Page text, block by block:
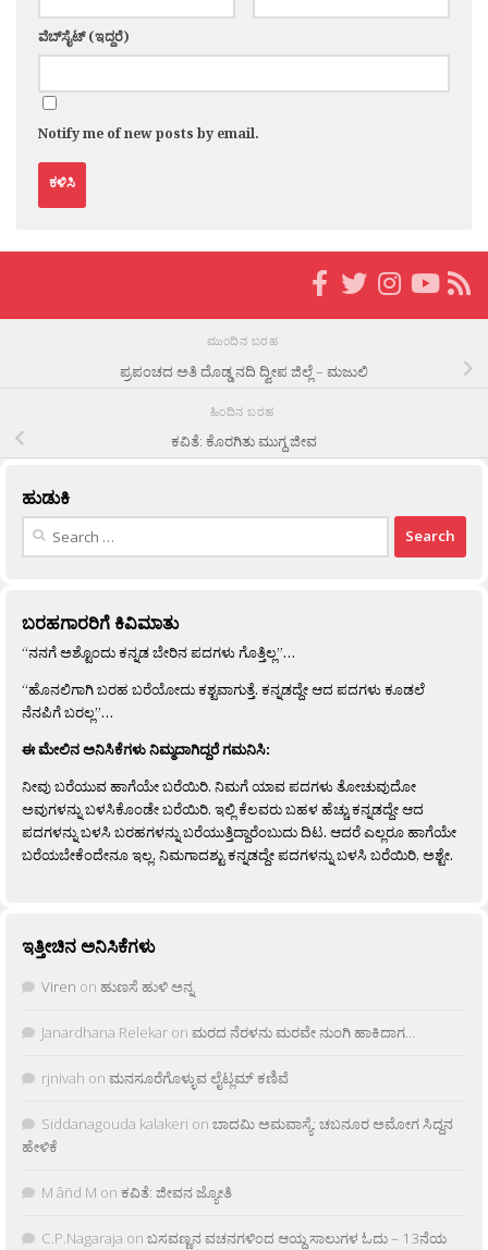
ವೆಬ್‌ಸೈಟ್ (ಇದ್ದರೆ)
Notify me of new posts by email.
ಮುಂದಿನ ಬರಹ
ಪ್ರಪಂಚದ ಅತಿ ದೊಡ್ಡ ನದಿ ದ್ವೀಪ ಜಿಲ್ಲೆ – ಮಜುಲಿ
ಹಿಂದಿನ ಬರಹ
ಕವಿತೆ: ಕೊರಗಿತು ಮುಗ್ದ ಜೀವ
ಹುಡುಕಿ
Search
ಬರಹಗಾರರಿಗೆ ಕಿವಿಮಾತು
“ನನಗೆ ಅಶ್ಟೊಂದು ಕನ್ನಡ ಬೇರಿನ ಪದಗಳು ಗೊತ್ತಿಲ್ಲ”…
“ಹೊನಲಿಗಾಗಿ ಬರಹ ಬರೆಯೋದು ಕಶ್ಟವಾಗುತ್ತೆ. ಕನ್ನಡದ್ದೇ ಆದ ಪದಗಳು ಕೂಡಲೆ
ನೆನಪಿಗೆ ಬರಲ್ಲ”…
ಈ ಮೇಲಿನ ಅನಿಸಿಕೆಗಳು ನಿಮ್ಮದಾಗಿದ್ದರೆ ಗಮನಿಸಿ:
ನೀವು ಬರೆಯುವ ಹಾಗೆಯೇ ಬರೆಯಿರಿ. ನಿಮಗೆ ಯಾವ ಪದಗಳು ತೋಚುವುದೋ
ಅವುಗಳನ್ನು ಬಳಸಿಕೊಂಡೇ ಬರೆಯಿರಿ. ಇಲ್ಲಿ ಕೆಲವರು ಬಹಳ ಹೆಚ್ಚು ಕನ್ನಡದ್ದೇ ಆದ
ಪದಗಳನ್ನು ಬಳಸಿ ಬರಹಗಳನ್ನು ಬರೆಯುತ್ತಿದ್ದಾರೆಂಬುದು ದಿಟ. ಆದರೆ ಎಲ್ಲರೂ ಹಾಗೆಯೇ
ಬರೆಯಬೇಕೆಂದೇನೂ ಇಲ್ಲ. ನಿಮಗಾದಶ್ಟು ಕನ್ನಡದ್ದೇ ಪದಗಳನ್ನು ಬಳಸಿ ಬರೆಯಿರಿ, ಅಶ್ಟೇ.
ಇತ್ತೀಚಿನ ಅನಿಸಿಕೆಗಳು
Viren on ಹುಣಸೆ ಹುಳಿ ಅನ್ನ
Janardhana Relekar on ಮರದ ನೆರಳನು ಮರವೇ ನುಂಗಿ ಹಾಕಿದಾಗ…
rjnivah on ಮನಸೂರೆಗೊಳ್ಳುವ ಲೈಟ್ಲಮ್ ಕಣಿವೆ
Siddanagouda kalakeri on ಬಾದಮಿ ಅಮವಾಸ್ಯೆ: ಚಬನೂರ ಅಮೋಗ ಸಿದ್ದನ
ಹೇಳಿಕೆ
M âñd M on ಕವಿತೆ: ಜೀವನ ಜ್ಯೋತಿ
C.P.Nagaraja on ಬಸವಣ್ಣನ ವಚನಗಳಿಂದ ಆಯ್ದ ಸಾಲುಗಳ ಓದು – 13ನೆಯ